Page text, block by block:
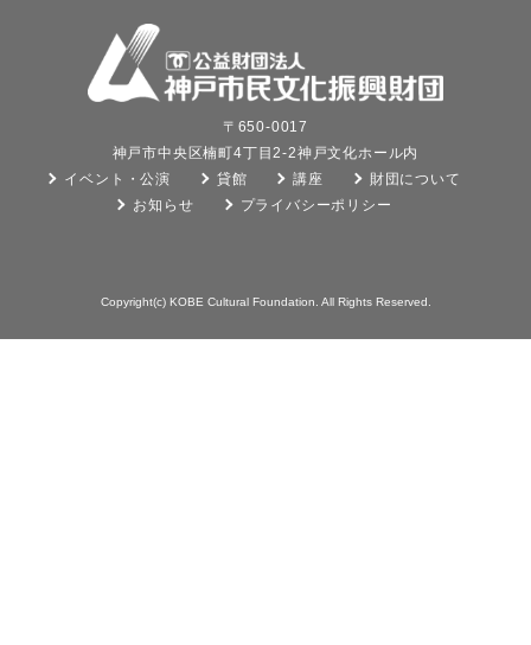
〒650-0017
神戸市中央区楠町4丁目2-2神戸文化ホール内
イベント・公演
貸館 講座
財団について
お知らせ
プライバシーポリシー
Copyright(c) KOBE Cultural Foundation. All Rights Reserved.